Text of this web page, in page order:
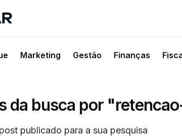
Marketing Gestão Finanças
da busca por
post publicado para a sua pesquisa